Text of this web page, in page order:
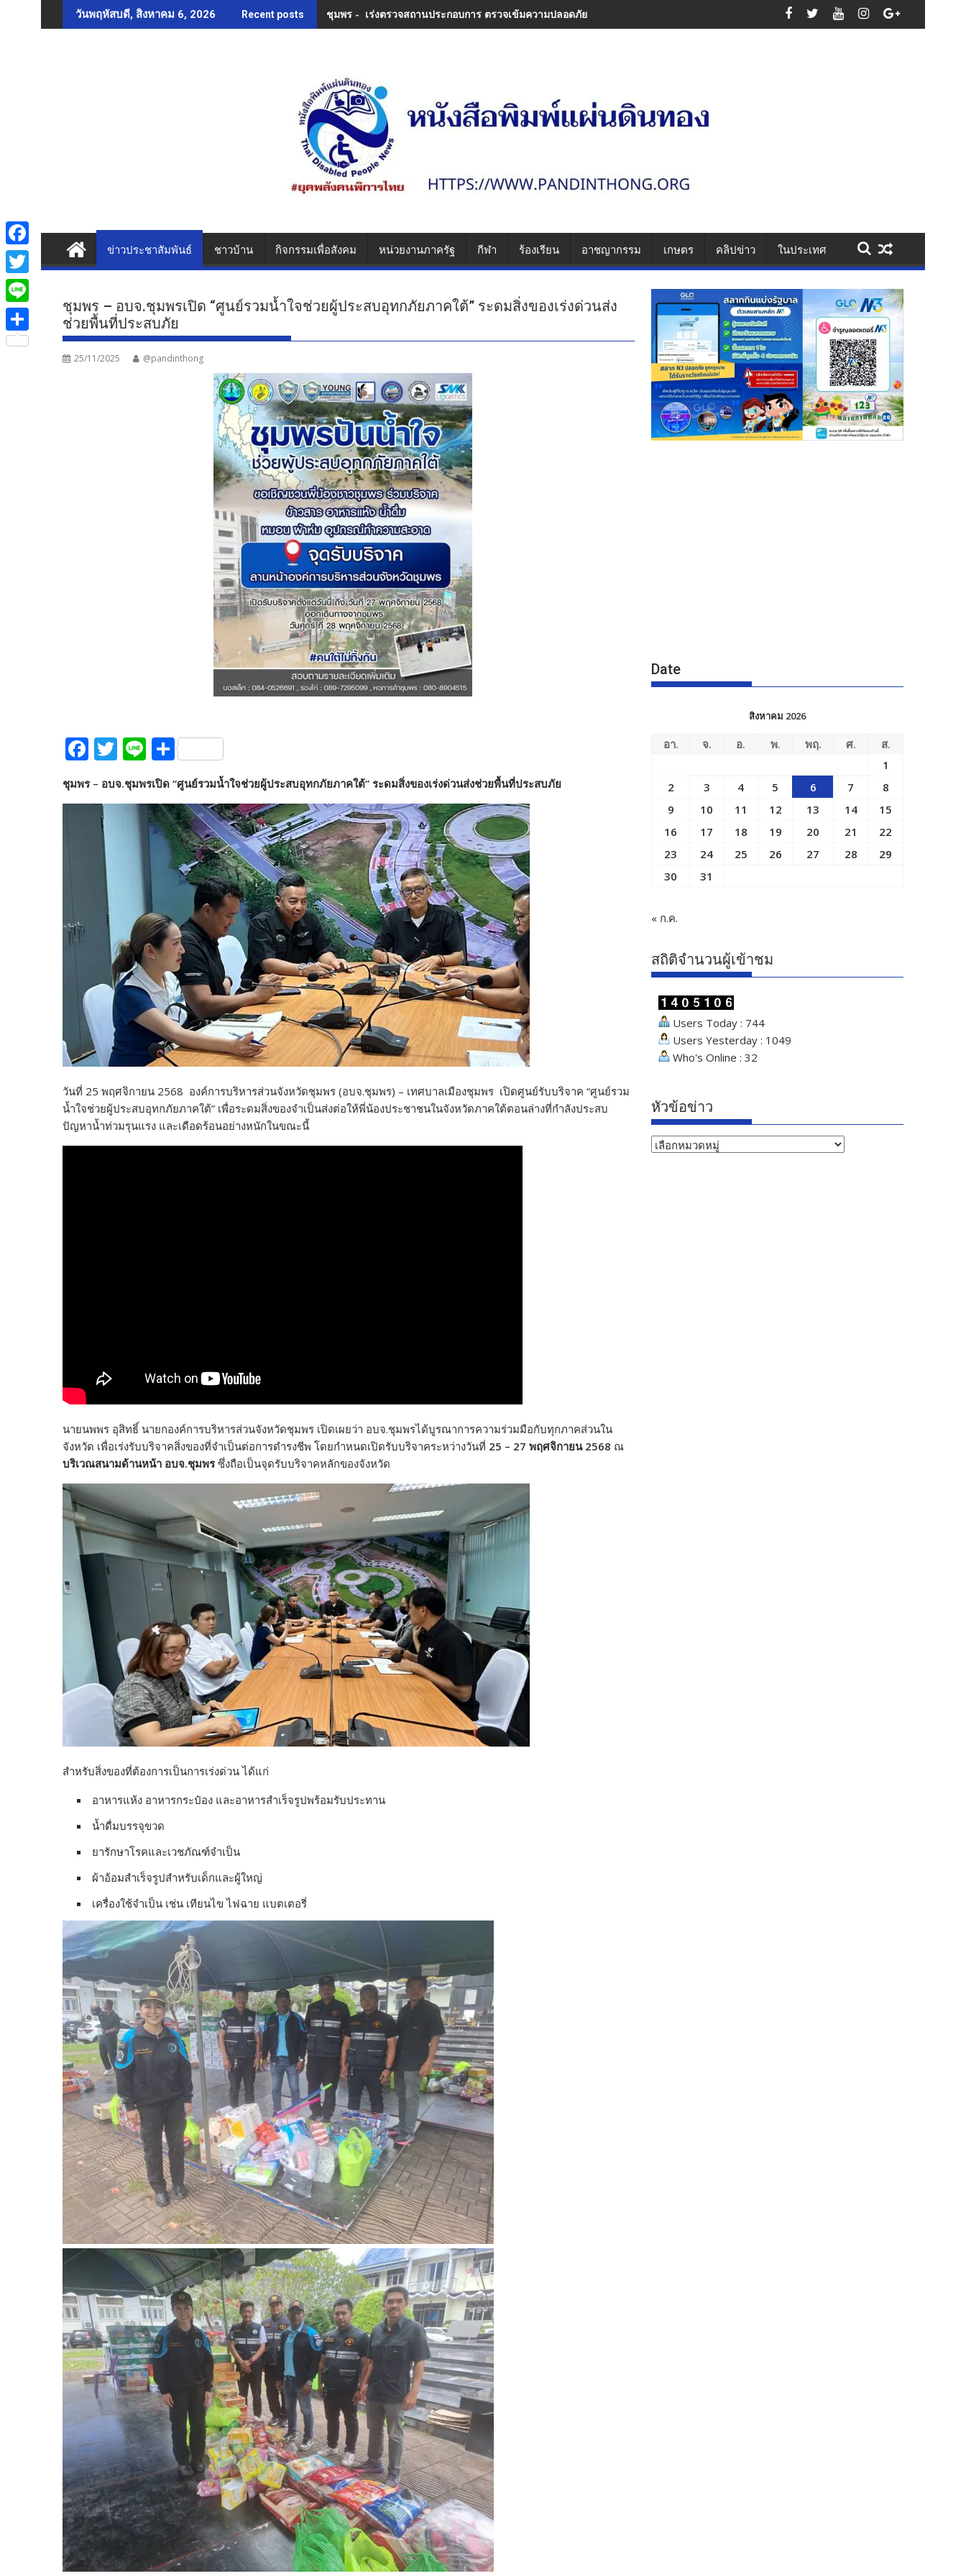
to
วันพฤหัสบดี, สิงหาคม 6, 2026 Recent posts ชุมพร - เร่งตรวจสถานประกอบการ ตรวจเข้มความปลอดภัย ป้องกันซ้ำรอยความสูญเสียหมู่
ข่าวประชาสัมพันธ์ ชาวบ้าน กิจกรรมเพื่อสังคม หน่วยงานภาครัฐ กีฬา ร้องเรียน อาชญากรรม เกษตร คลิปข่าว ในประเทศ
ชุมพร – อบจ.ชุมพรเปิด “ศูนย์รวมน้ำใจช่วยผู้ประสบอุทกภัยภาคใต้” ระดมสิ่งของเร่งด่วนส่ง
ช่วยพื้นที่ประสบภัย
25/11/2025 @pandinthong
F
e
b
o
T
itt
er
Li
n
e
S
h
ar
e
ชุมพร – อบจ.ชุมพรเปิด “ศูนย์รวมน้ำใจช่วยผู้ประสบอุทกภัยภาคใต้” ระดมสิ่งของเร่งด่วนส่งช่วยพื้นที่ประสบภัย
วันที่ 25 พฤศจิกายน 2568 องค์การบริหารส่วนจังหวัดชุมพร (อบจ.ชุมพร) – เทศบาลเมืองชุมพร เปิดศูนย์รับบริจาค “ศูนย์รวม
น้ำใจช่วยผู้ประสบอุทกภัยภาคใต้” เพื่อระดมสิ่งของจำเป็นส่งต่อให้พี่น้องประชาชนในจังหวัดภาคใต้ตอนล่างที่กำลังประสบ
ปัญหาน้ำท่วมรุนแรง และเดือดร้อนอย่างหนักในขณะนี้
นายนพพร อุสิทธิ์ นายกองค์การบริหารส่วนจังหวัดชุมพร เปิดเผยว่า อบจ.ชุมพรได้บูรณาการความร่วมมือกับทุกภาคส่วนใน
จังหวัด เพื่อเร่งรับบริจาคสิ่งของที่จำเป็นต่อการดำรงชีพ โดยกำหนดเปิดรับบริจาคระหว่างวันที่ 25 – 27 พฤศจิกายน 2568 ณ
บริเวณสนามด้านหน้า อบจ.ชุมพรซึ่งถือเป็นจุดรับบริจาคหลักของจังหวัด
สำหรับสิ่งของที่ต้องการเป็นการเร่งด่วน ได้แก่
อาหารแห้ง อาหารกระป๋อง และอาหารสำเร็จรูปพร้อมรับประทาน
น้ำดื่มบรรจุขวด
ยารักษาโรคและเวชภัณฑ์จำเป็น
ผ้าอ้อมสำเร็จรูปสำหรับเด็กและผู้ใหญ่
เครื่องใช้จำเป็น เช่น เทียนไข ไฟฉาย แบตเตอรี่
Date
สิงหาคม 2026
อา. จ. อ. พ. พฤ. ศ.
ส.
1
2
3 4 5 6 7
8
9
10 11 12 13 14
15
16
17 18 19 20 21
22
23
24 25 26 27 28
29
30
31
« ก.ค.
สถิติจำนวนผู้เข้าชม
Users Today : 744
Users Yesterday : 1049
Who's Online : 32
หัวข้อข่าว
หัวข้อ
F
a
c
e
b
T
w
i
L
iS